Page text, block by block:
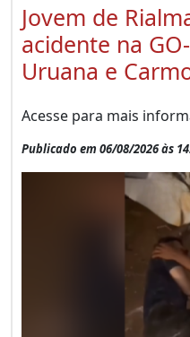
Jovem de
acidente na
Uruana e
Acesse para mais
Publicado em 06/08/2026 às